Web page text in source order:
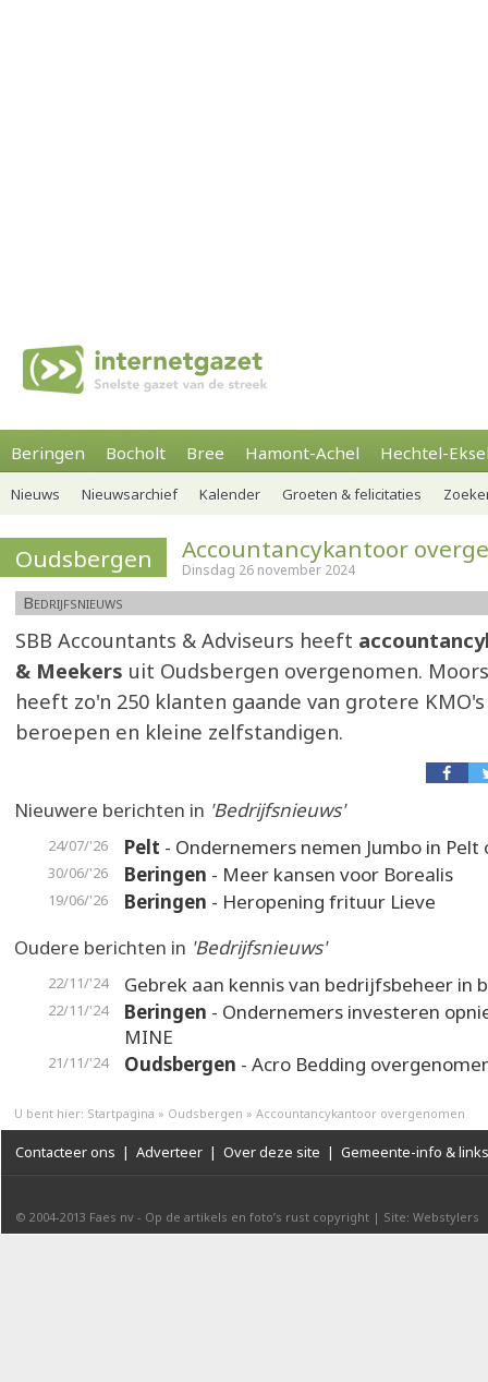
Beringen Bocholt Bree Hamont-Achel Hechtel-
Nieuws Nieuwsarchief Kalender Groeten & felicitaties
Oudsbergen Accountancykantoor
Dinsdag 26 november 2024
Bedrijfsnieuws
SBB Accountants & Adviseurs heeft
& Meekers uit Oudsbergen overgenomen.
heeft zo'n 250 klanten gaande van grotere
beroepen en kleine zelfstandigen.
Nieuwere berichten in 'Bedrijfsnieuws'
24/07/'26 Pelt - Ondernemers nemen Jumbo in Pelt
30/06/'26 Beringen - Meer kansen voor Borealis
19/06/'26 Beringen - Heropening frituur Lieve
Oudere berichten in 'Bedrijfsnieuws'
22/11/'24 Gebrek aan kennis van bedrijfsbeheer in
22/11/'24 Beringen - Ondernemers investeren
MINE
21/11/'24 Oudsbergen - Acro Bedding
U bent hier: Startpagina » Oudsbergen » Accountancykantoor overgenomen
Contacteer ons | Adverteer | Over deze site | Gemeente-info & links
© 2004-2013 Faes nv - Op de artikels en foto’s rust copyright | Site: Webstylers